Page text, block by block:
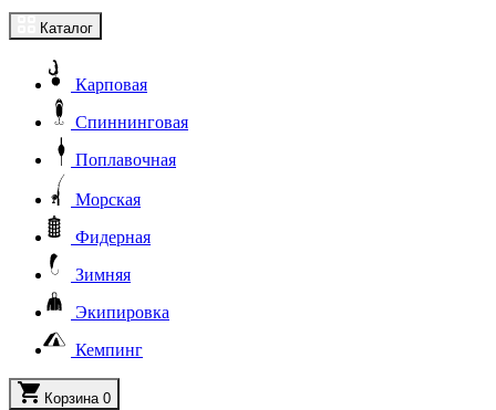
Каталог
Карповая
Спиннинговая
Поплавочная
Морская
Фидерная
Зимняя
Экипировка
Кемпинг
Корзина 0